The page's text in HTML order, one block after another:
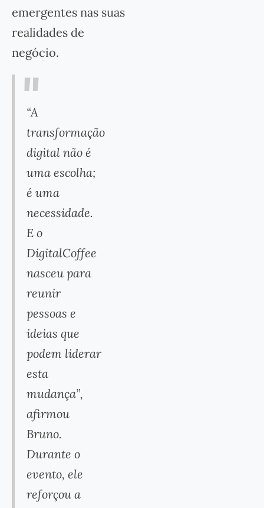
emergentes nas suas
realidades de
negócio.
“A
transformação
digital não é
uma escolha;
é uma
necessidade.
E o
DigitalCoffee
nasceu para
reunir
pessoas e
ideias que
podem liderar
esta
mudança”,
afirmou
Bruno.
Durante o
evento, ele
reforçou a